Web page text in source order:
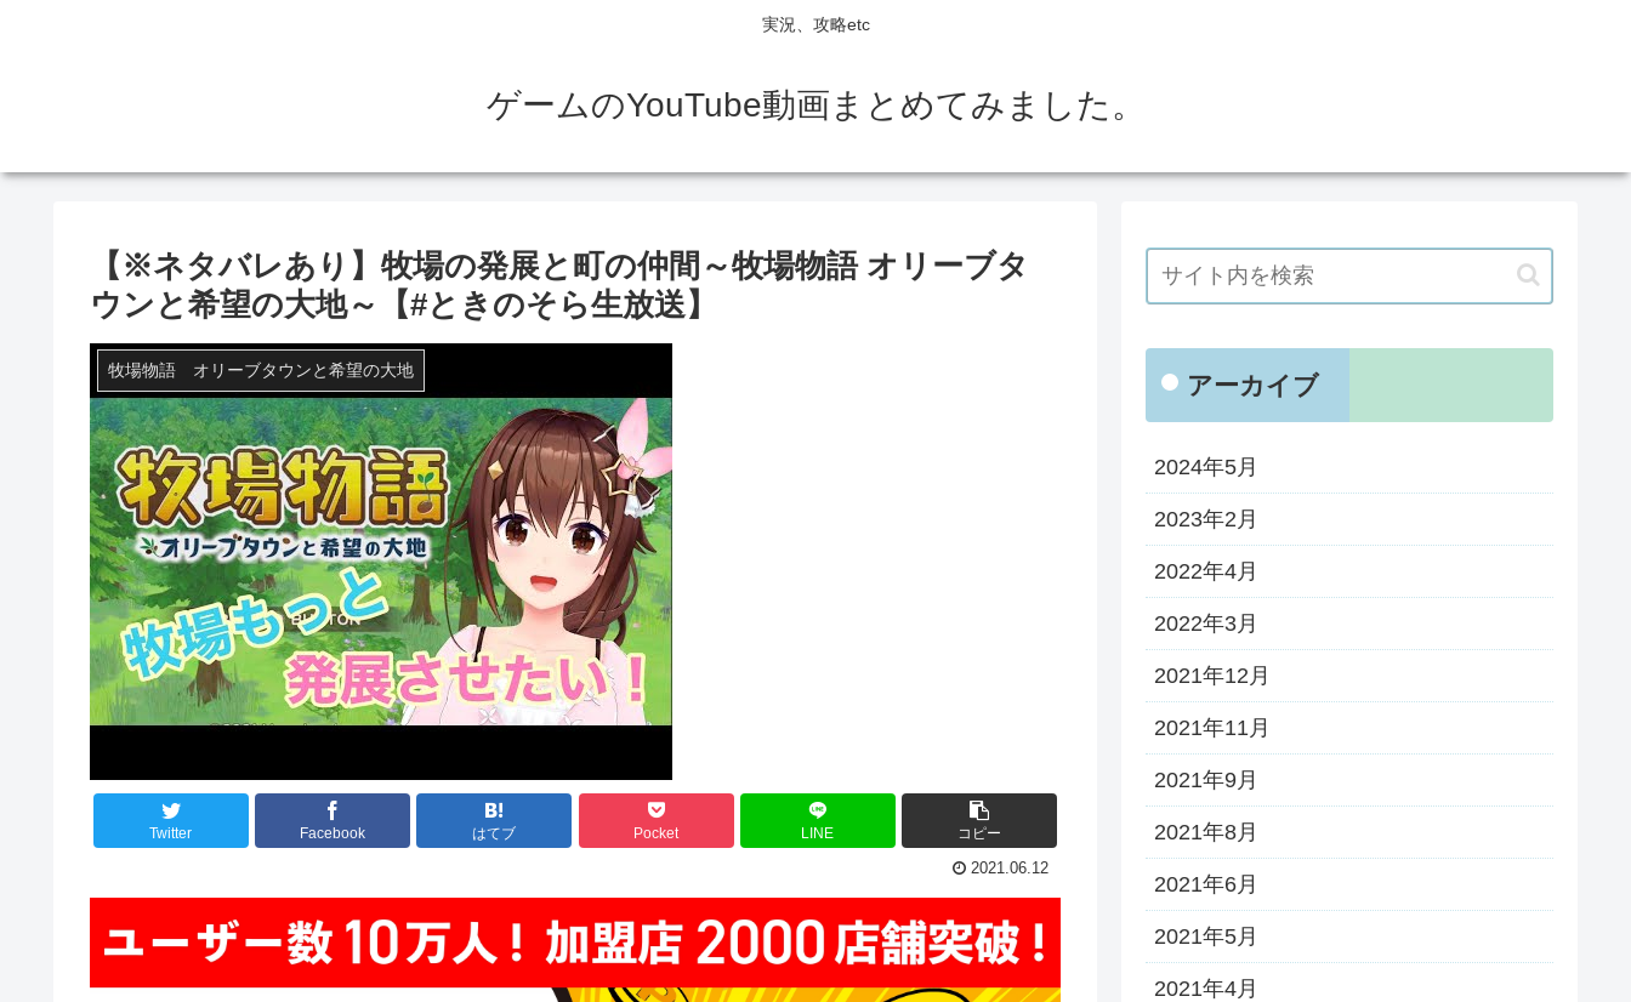
実況、攻略etc
ゲームのYouTube動画まとめてみました。
【※ネタバレあり】牧場の発展と町の仲間～牧場物語 オリーブタ
ウンと希望の大地～【#ときのそら生放送】
牧場物語 オリーブタウンと希望の大地
Twitter Facebook はてブ Pocket LINE コピー
2021.06.12
アーカイブ
2024年5月
2023年2月
2022年4月
2022年3月
2021年12月
2021年11月
2021年9月
2021年8月
2021年6月
2021年5月
2021年4月